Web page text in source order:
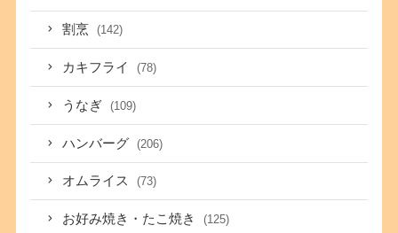
割烹 (142)
カキフライ (78)
うなぎ (109)
ハンバーグ (206)
オムライス (73)
お好み焼き・たこ焼き (125)